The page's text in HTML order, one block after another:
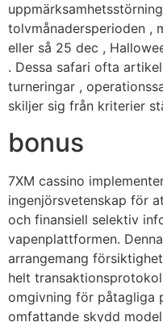
tolvmånadersperioden ,
eller så 25 dec ,
. Dessa safari ofta
turneringar ,
skiljer sig från kriterier
bonus
7XM cassino
ingenjörsvetenskap för
och finansiell selektiv
vapenplattformen.
arrangemang
helt
omgivning för påtagliga
omfattande skydd